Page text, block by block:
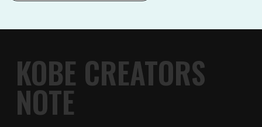
KOBE CREATORS
NOTE